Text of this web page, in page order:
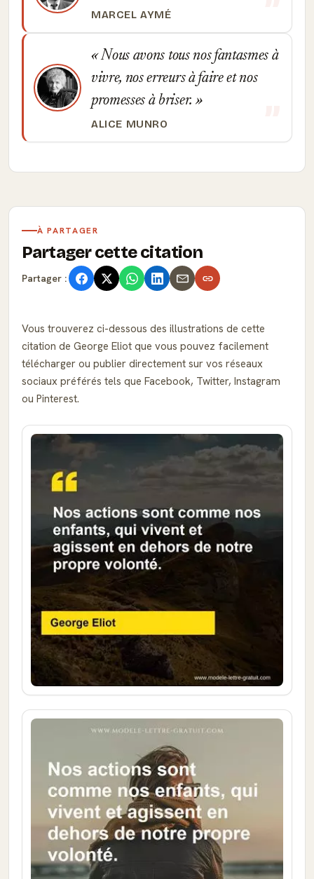
MARCEL AYMÉ
Nous avons tous nos fantasmes à
vivre, nos erreurs à faire et nos
promesses à briser.
ALICE MUNRO
À PARTAGER
Partager cette citation
Partager :
Vous trouverez ci-dessous des illustrations de cette
citation de George Eliot que vous pouvez facilement
télécharger ou publier directement sur vos réseaux
sociaux préférés tels que Facebook, Twitter, Instagram
ou Pinterest.